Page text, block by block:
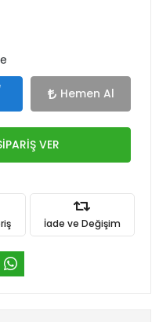
Hemen Al
VER
İade ve Değişim